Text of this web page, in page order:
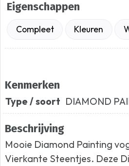
Eigenschappen
Compleet Kleuren
Kenmerken
Type / soort DIAMOND
Beschrijving
Mooie Diamond Painting
Vierkante Steentjes. Deze